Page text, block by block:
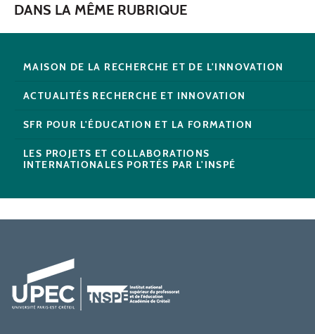
DANS LA MÊME RUBRIQUE
MAISON DE LA RECHERCHE ET DE L'INNOVATION
ACTUALITÉS RECHERCHE ET INNOVATION
SFR POUR L'ÉDUCATION ET LA FORMATION
LES PROJETS ET COLLABORATIONS
INTERNATIONALES PORTÉS PAR L'INSPÉ